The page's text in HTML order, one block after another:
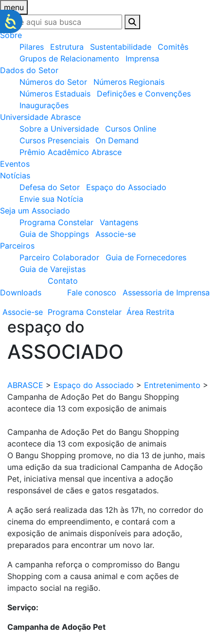
menu
Sobre
Pilares
Estrutura Sustentabilidade
Comitês
Grupos de Relacionamento
Imprensa
Dados do Setor
Números do Setor
Números Regionais
Números Estaduais
Definições e Convenções
Inaugurações
Universidade Abrasce
Sobre a Universidade
Cursos Online
Cursos Presenciais
On Demand
Prêmio Acadêmico Abrasce
Eventos
Notícias
Defesa do Setor
Espaço do Associado
Envie sua Notícia
Seja um Associado
Programa Constelar
Vantagens
Guia de Shoppings
Associe-se
Parceiros
Parceiro Colaborador
Guia de Fornecedores
Guia de Varejistas
Downloads
Contato
Fale conosco
Assessoria de Imprensa
Associe-se Programa Constelar Área Restrita
espaço do
ASSOCIADO
ABRASCE > Espaço do Associado > Entretenimento >
Campanha de Adoção Pet do Bangu Shopping
acontece dia 13 com exposição de animais
Campanha de Adoção Pet do Bangu Shopping
acontece dia 13 com exposição de animais
O Bangu Shopping promove, no dia 13 de junho, mais
uma edição da sua tradicional Campanha de Adoção
Pet, iniciativa mensal que incentiva a adoção
responsável de cães e gatos resgatados.
A ação será realizada das 12h às 17h, no corredor do
cinema do empreendimento, e contará com a
exposição de animais disponíveis para adoção,
preparados para encontrar um novo lar.
A campanha reforça o compromisso do Bangu
Shopping com a causa animal e com ações de
impacto social na região.
Serviço:
Campanha de Adoção Pet